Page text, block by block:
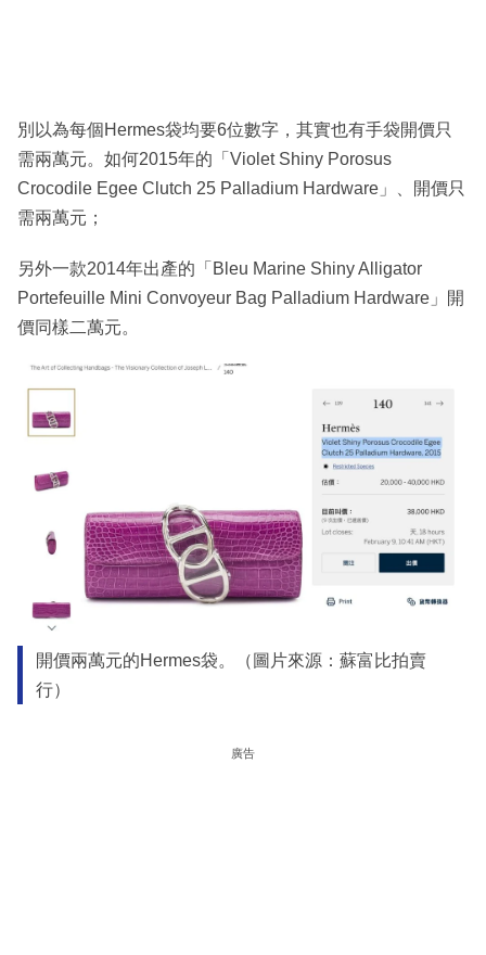
別以為每個Hermes袋均要6位數字，其實也有手袋開價只
需兩萬元。如何2015年的「Violet Shiny Porosus
Crocodile Egee Clutch 25 Palladium Hardware」、開價只
需兩萬元；
另外一款2014年出產的「Bleu Marine Shiny Alligator
Portefeuille Mini Convoyeur Bag Palladium Hardware」開
價同樣二萬元。
開價兩萬元的Hermes袋。（圖片來源：蘇富比拍賣
行）
廣告